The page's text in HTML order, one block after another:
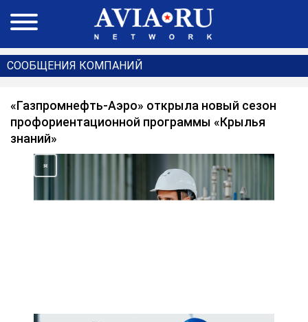
СООБЩЕНИЯ КОМПАНИЙ
«Газпромнефть-Аэро» открыла новый сезон
профориентационной программы «Крылья
знаний»
<
>